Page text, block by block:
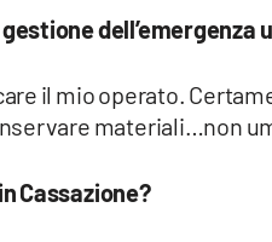
dell’emergenza
il mio operato.
materiali…non
Cassazione?